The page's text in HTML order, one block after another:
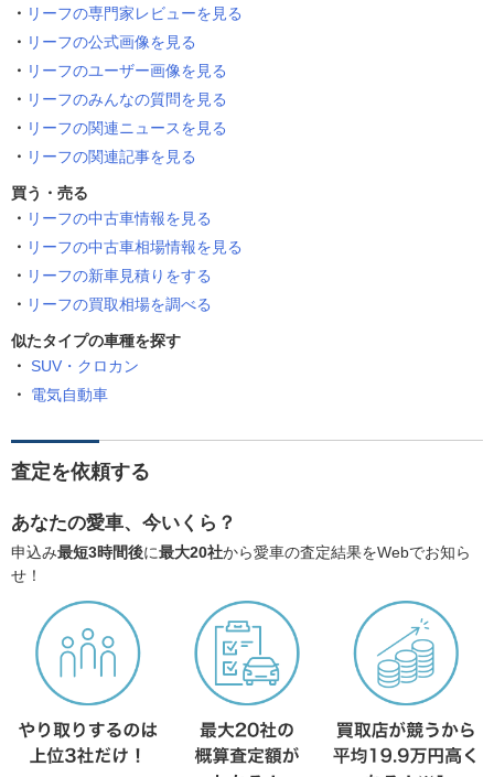
リーフの専門家レビューを見る
リーフの公式画像を見る
リーフのユーザー画像を見る
リーフのみんなの質問を見る
リーフの関連ニュースを見る
リーフの関連記事を見る
買う・売る
リーフの中古車情報を見る
リーフの中古車相場情報を見る
リーフの新車見積りをする
リーフの買取相場を調べる
似たタイプの車種を探す
SUV・クロカン
電気自動車
査定を依頼する
あなたの愛車、今いくら？
申込み最短3時間後に最大20社から愛車の査定結果をWebでお知ら
せ！